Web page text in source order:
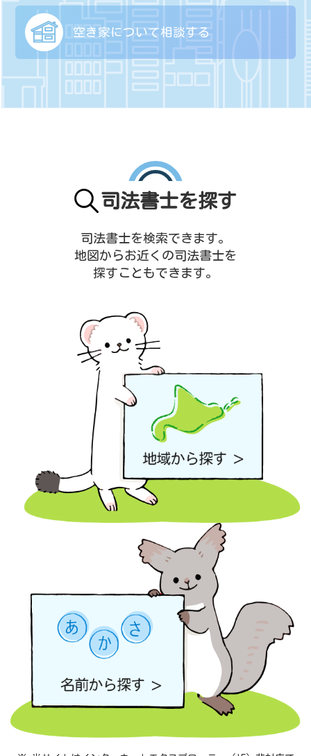
空き家について相談する
司法書士を探す
司法書士を検索できます。
地図からお近くの司法書士を
探すこともできます。